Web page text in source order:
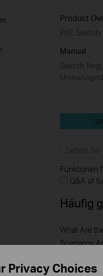
Product
PoE
Manual
Switch
Funktionen
Q&A of
Häufig
What Are
Scenarios
Why Are
Privacy Choices